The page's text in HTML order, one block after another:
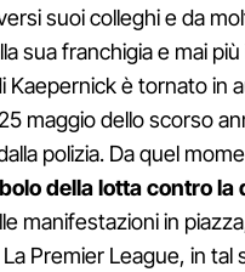
suoi colleghi e da
sua franchigia e mai
Kaepernick è tornato in
maggio dello scorso
polizia. Da quel
della lotta contro
manifestazioni in
Premier League, in